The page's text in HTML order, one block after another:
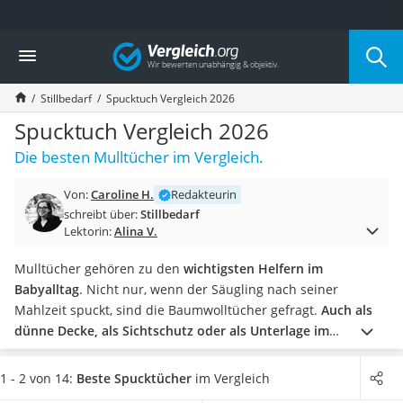
Die beliebtesten Vergleiche nach Kategorie
Kind & Baby
Babyphone mit 2 Kameras
Walkie-Talkie Kinder
Kindermatratzen
Babywippe
Rollschuhe für Kinder
Laufrad
Kinderschubkarre
Kinderuhr
Babyphone
Treppenschutzgitter
Kindersitz ab 4 Jahren
Kinderroller 3 Räder
Ferngesteuertes Auto
Vergleich
Stillbedarf Spucktuch Vergleich 2026
Spucktuch Vergleich 2026
Die besten Mulltücher im Vergleich.
Von:Caroline H.
Redakteurin
schreibt über:Stillbedarf
Lektorin:Alina V.
Mulltücher gehören zu den wichtigsten Helfern im
Babyalltag. Nicht nur, wenn der Säugling nach seiner
Mahlzeit spuckt, sind die Baumwolltücher gefragt. Auch als
dünne Decke, als Sichtschutz oder als Unterlage im
Kinderwagen sind sie perfekt geeignet. Diverse Tests im
Internet prüfen die Tücher auf ihre wichtigsten Kriterien:
1 - 2 von 14: Beste Spucktücher im Vergleich